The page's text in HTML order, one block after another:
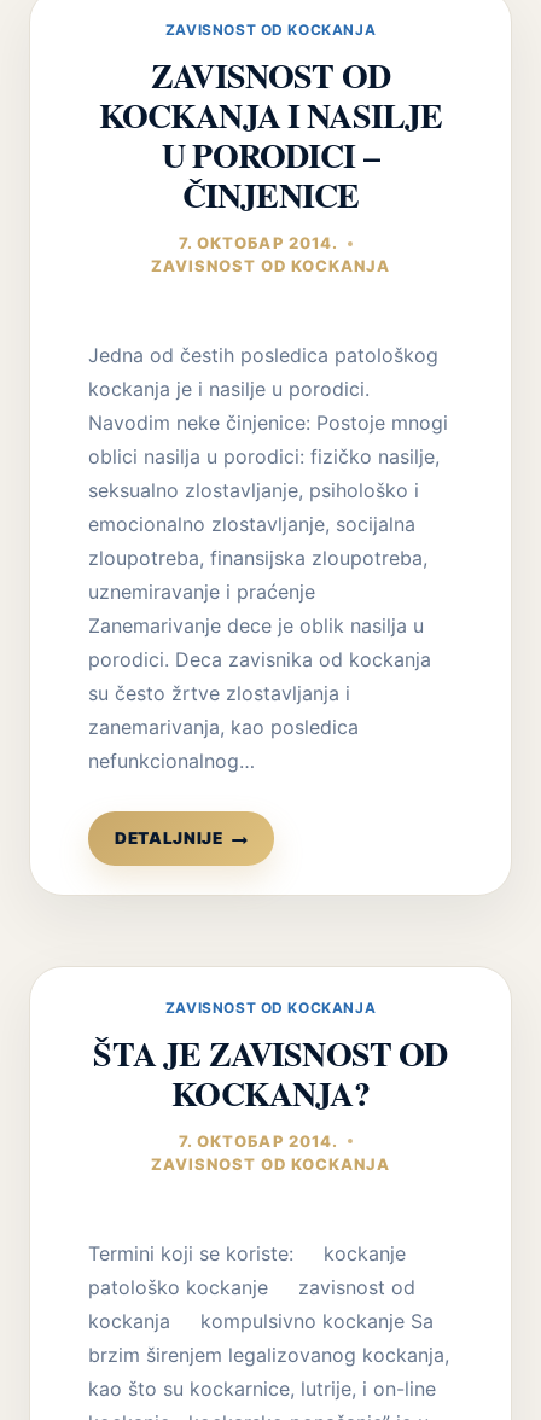
NARKOMANIJA,
KOCKANJE,
INTERNET,
VIDEO
ZAVISNOST OD KOCKANJA
ZAVISNOST OD
KOCKANJA I NASILJE
U PORODICI –
ČINJENICE
7. ОКТОБАР 2014.
ZAVISNOST OD KOCKANJA
Jedna od čestih posledica patološkog
kockanja je i nasilje u porodici.
Navodim neke činjenice: Postoje mnogi
oblici nasilja u porodici: fizičko nasilje,
seksualno zlostavljanje, psihološko i
emocionalno zlostavljanje, socijalna
zloupotreba, finansijska zloupotreba,
uznemiravanje i praćenje
Zanemarivanje dece je oblik nasilja u
porodici. Deca zavisnika od kockanja
su često žrtve zlostavljanja i
zanemarivanja, kao posledica
nefunkcionalnog…
DETALJNIJE
ZAVISNOST
OD
U
ČINJENICE
ZAVISNOST OD KOCKANJA
ŠTA JE ZAVISNOST OD
KOCKANJA?
7. ОКТОБАР 2014.
ZAVISNOST OD KOCKANJA
Termini koji se koriste: kockanje
patološko kockanje zavisnost od
kockanja kompulsivno kockanje Sa
brzim širenjem legalizovanog kockanja,
kao što su kockarnice, lutrije, i on-line